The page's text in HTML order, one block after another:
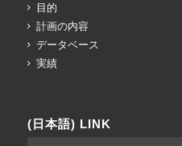
目的
計画の内容
データベース
実績
(日本語) LINK